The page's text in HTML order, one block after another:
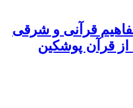
قرآنی و شرقی
قرآن پوشکین